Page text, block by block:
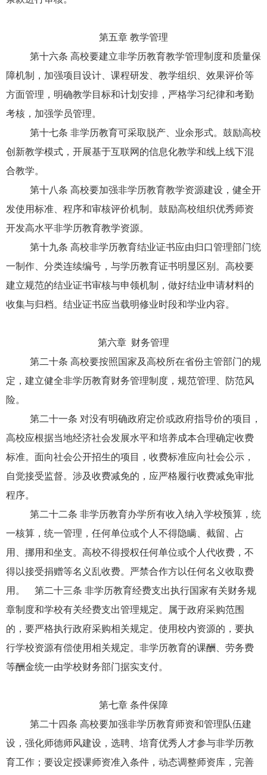
第五章 教学管理
第十六条 高校要建立非学历教育教学管理制度和质量保
障机制，加强项目设计、课程研发、教学组织、效果评价等
方面管理，明确教学目标和计划安排，严格学习纪律和考勤
考核，加强学员管理。
第十七条 非学历教育可采取脱产、业余形式。鼓励高校
创新教学模式，开展基于互联网的信息化教学和线上线下混
合教学。
第十八条 高校要加强非学历教育教学资源建设，健全开
发使用标准、程序和审核评价机制。鼓励高校组织优秀师资
开发高水平非学历教育教学资源。
第十九条 高校非学历教育结业证书应由归口管理部门统
一制作、分类连续编号，与学历教育证书明显区别。高校要
建立规范的结业证书审核与申领机制，做好结业申请材料的
收集与归档。结业证书应当载明修业时段和学业内容。
第六章 财务管理
第二十条 高校要按照国家及高校所在省份主管部门的规
定，建立健全非学历教育财务管理制度，规范管理、防范风
险。
第二十一条 对没有明确政府定价或政府指导价的项目，
高校应根据当地经济社会发展水平和培养成本合理确定收费
标准。面向社会公开招生的项目，收费标准应向社会公示，
自觉接受监督。涉及收费减免的，应严格履行收费减免审批
程序。
第二十二条 非学历教育办学所有收入纳入学校预算，统
一核算，统一管理，任何单位或个人不得隐瞒、截留、占
用、挪用和坐支。高校不得授权任何单位或个人代收费，不
得以接受捐赠等名义乱收费。严禁合作方以任何名义收取费
用。 第二十三条 非学历教育经费支出执行国家有关财务规
章制度和学校有关经费支出管理规定。属于政府采购范围
的，要严格执行政府采购相关规定。使用校内资源的，要执
行学校资源有偿使用相关规定。非学历教育的课酬、劳务费
等酬金统一由学校财务部门据实支付。
第七章 条件保障
第二十四条 高校要加强非学历教育师资和管理队伍建
设，强化师德师风建设，选聘、培育优秀人才参与非学历教
育工作；要设定授课师资准入条件，动态调整师资库，完善